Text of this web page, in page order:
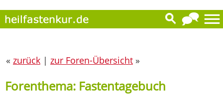
« zurück | zur Foren-Übersicht »
Forenthema: Fastentagebuch